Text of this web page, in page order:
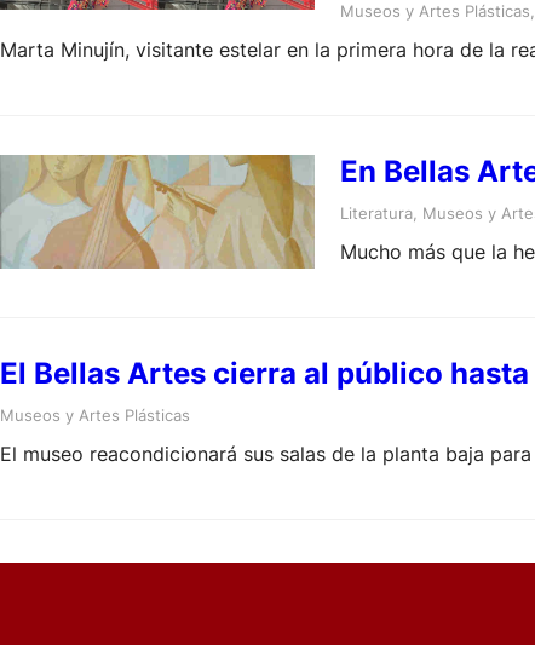
Museos y Artes Plásticas
Marta Minujín, visitante estelar en la primera hora de la
En Bellas
Literatura Museos y
Mucho más que la
El Bellas Artes cierra al público
Museos y Artes Plásticas
El museo reacondicionará sus salas de la planta baja